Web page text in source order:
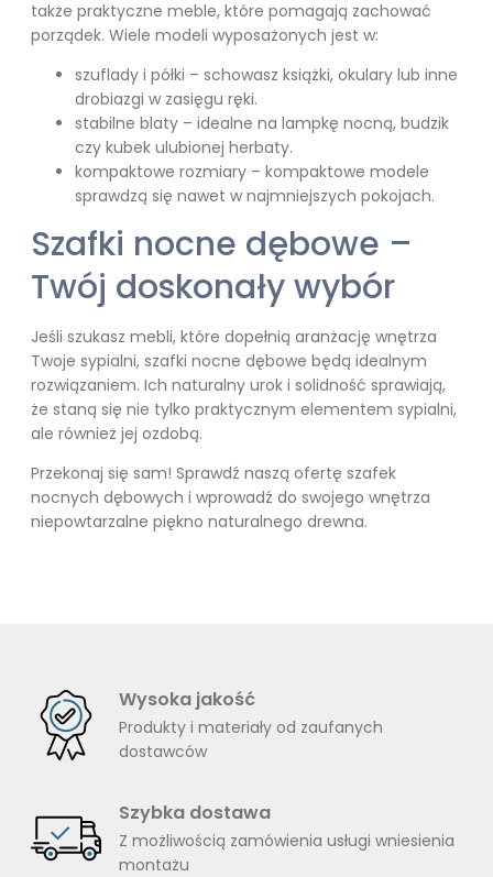
także praktyczne meble, które pomagają zachować
porządek. Wiele modeli wyposażonych jest w:
szuflady i półki – schowasz książki, okulary lub inne
drobiazgi w zasięgu ręki.
stabilne blaty – idealne na lampkę nocną, budzik
czy kubek ulubionej herbaty.
kompaktowe rozmiary – kompaktowe modele
sprawdzą się nawet w najmniejszych pokojach.
Szafki nocne dębowe –
Twój doskonały wybór
Jeśli szukasz mebli, które dopełnią aranżację wnętrza
Twoje sypialni, szafki nocne dębowe będą idealnym
rozwiązaniem. Ich naturalny urok i solidność sprawiają,
że staną się nie tylko praktycznym elementem sypialni,
ale również jej ozdobą.
Przekonaj się sam! Sprawdź naszą ofertę szafek
nocnych dębowych i wprowadź do swojego wnętrza
niepowtarzalne piękno naturalnego drewna.
Wysoka jakość
Produkty i materiały od zaufanych
dostawców
Szybka dostawa
Z możliwością zamówienia usługi wniesienia
montażu